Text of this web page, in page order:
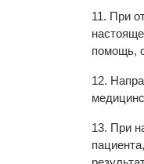
11. При
помощь,
12.
13. При